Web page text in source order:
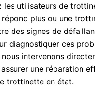
les utilisateurs de
plus ou une
des signes de
diagnostiquer ces
intervenons
une réparation
trottinette en état.